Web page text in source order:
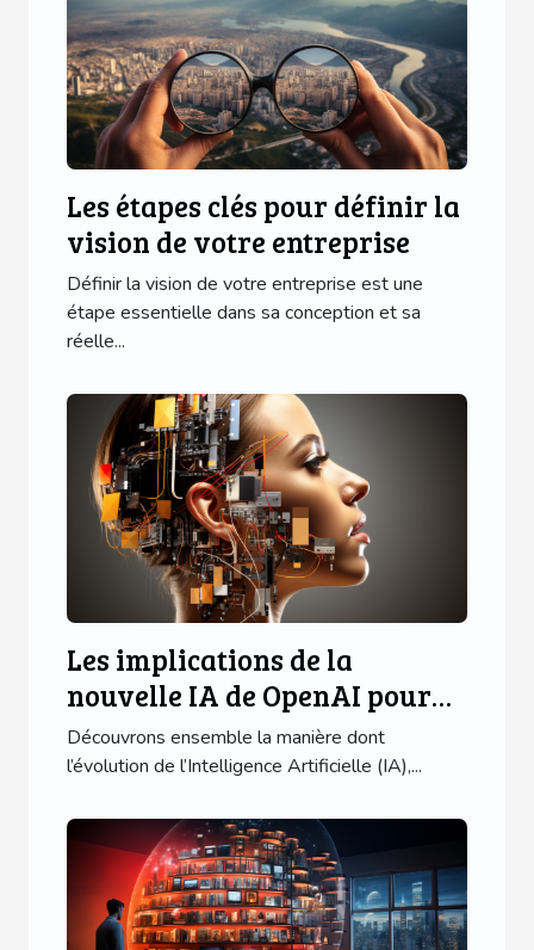
Les étapes clés pour définir la
vision de votre entreprise
Définir la vision de votre entreprise est une
étape essentielle dans sa conception et sa
réelle...
Les implications de la
nouvelle IA de OpenAI pour
les utilisateurs d'applications
mobiles
Découvrons ensemble la manière dont
l’évolution de l’Intelligence Artificielle (IA),...